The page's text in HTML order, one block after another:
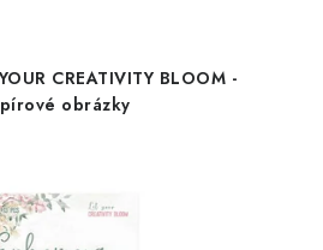
CREATIVITY BLOOM -
obrázky